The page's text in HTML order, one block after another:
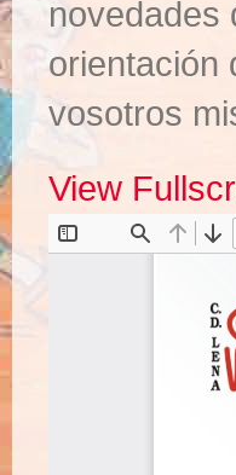
novedades
orientación
vosotros
View